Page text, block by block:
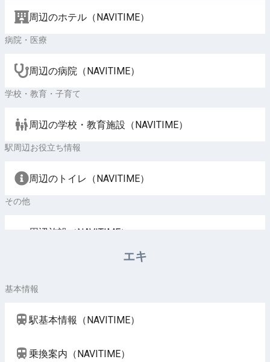
周辺のホテル（NAVITIME）
病院・医療
周辺の病院（NAVITIME）
学校・教育・子育て
周辺の学校・教育施設（NAVITIME）
駅周辺お役立ち情報
周辺のトイレ（NAVITIME）
その他
周辺施設（NAVITIME）
エキ
基本情報
駅基本情報（NAVITIME）
乗換案内（NAVITIME）